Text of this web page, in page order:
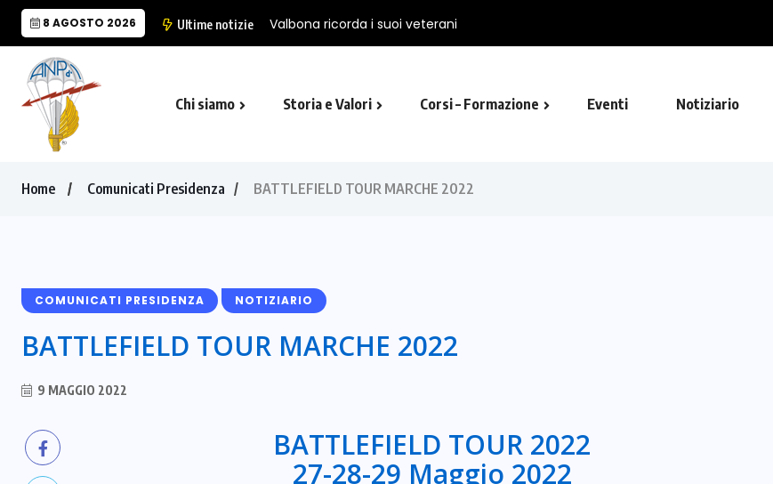
8 AGOSTO 2026 Ultime notizie
Chi siamo Storia e Valori Corsi – Formazione Eventi Notiziario
Home Comunicati Presidenza BATTLEFIELD TOUR MARCHE 2022
COMUNICATI PRESIDENZA NOTIZIARIO
BATTLEFIELD TOUR MARCHE 2022
9 MAGGIO 2022
BATTLEFIELD TOUR 2022
27-28-29 Maggio 2022